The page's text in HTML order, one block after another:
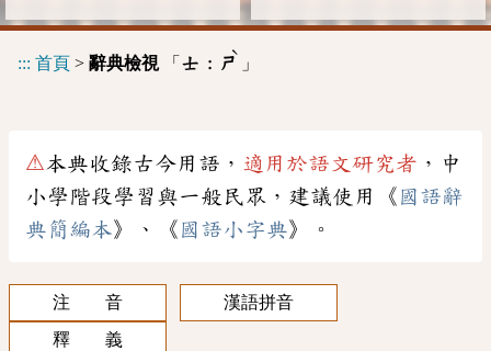
::: 首頁 > 辭典檢視「 士 : ㄕ
ˋ
」
⚠本典收錄古今用語， 適用於語文研究者 ，中
小學階段學習與一般民眾，建議使用《 國語辭
典簡編本》、《 國語小字典》。
注 音
漢語拼音
釋 義